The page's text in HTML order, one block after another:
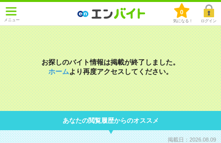
メニュー
0
気になる！ ログイン
お探しのバイト情報は掲載が終了しました。
ホームより再度アクセスしてください。
あなたの閲覧履歴からのオススメ
掲載日：2026.08.09